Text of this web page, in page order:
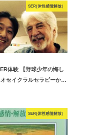
SER(体性感情解放）
体験 【野球少年の悔し
オセイクラルセラピーか…
SER(体性感情解放）